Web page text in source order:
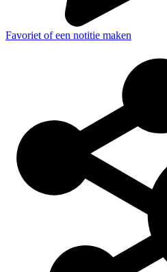
Favoriet of een notitie maken